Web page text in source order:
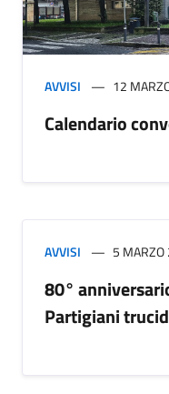
AVVISI 12
Calendario
AVVISI 5
80°
Partigiani